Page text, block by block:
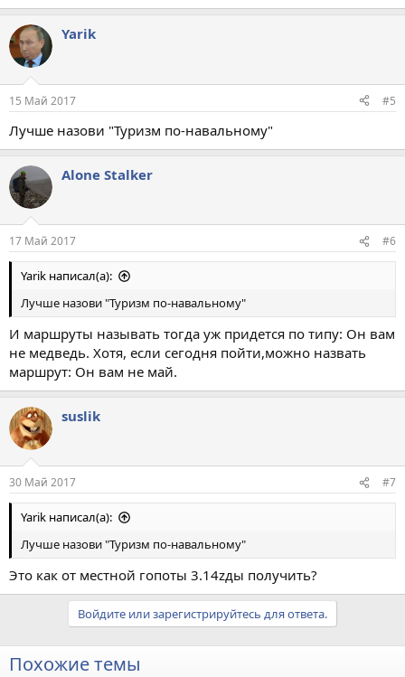
Yarik
15 Май 2017 #5
Лучше назови "Туризм по-навальному"
Alone Stalker
17 Май 2017 #6
Yarik написал(а):
Лучше назови "Туризм по-навальному"
И маршруты называть тогда уж придется по типу: Он вам
не медведь. Хотя, если сегодня пойти,можно назвать
маршрут: Он вам не май.
suslik
30 Май 2017 #7
Yarik написал(а):
Лучше назови "Туризм по-навальному"
Это как от местной гопоты 3.14zды получить?
Войдите или зарегистрируйтесь для ответа.
Похожие темы